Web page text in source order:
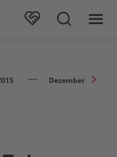
Dezember